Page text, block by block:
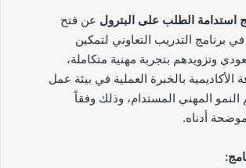
استدامة الطلب على البترول عن فتح
برنامج التدريب التعاوني لتمكين
وتزويدهم بتجربة مهنية متكاملة،
الأكاديمية بالخبرة العملية في بيئة عمل
المهني المستدام، وذلك وفقاً
أدناه.